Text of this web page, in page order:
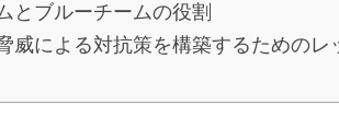
とブルーチームの役割
威による対抗策を構築するための